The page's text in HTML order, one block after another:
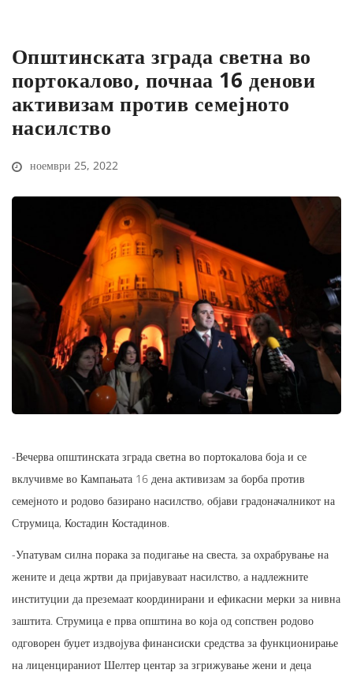
Општинската зграда светна во
портокалово, почнаа 16 денови
активизам против семејното
насилство
ноември 25, 2022
-Вечерва општинската зграда светна во портокалова боја и се
вклучивме во Кампањата 16 дена активизам за борба против
семејното и родово базирано насилство, објави градоначалникот на
Струмица, Костадин Костадинов.
-Упатувам силна порака за подигање на свеста, за охрабрување на
жените и деца жртви да пријавуваат насилство, а надлежните
институции да преземаат координирани и ефикасни мерки за нивна
заштита. Струмица е прва општина во која од сопствен родово
одговорен буџет издвојува финансиски средства за функционирање
на лиценцираниот Шелтер центар за згрижување жени и деца